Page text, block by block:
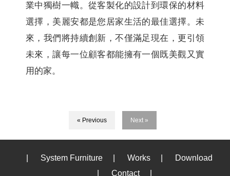
業中獨樹一幟。從客製化的設計到環保的材料
選擇，美麗安都是您居家生活的最佳選擇。未
來，我們將持續創新，不僅滿足現在，更引領
未來，讓每一位顧客都能擁有一個既美觀又實
用的家。
« Previous Next »
System Furniture Works
Download
Contact